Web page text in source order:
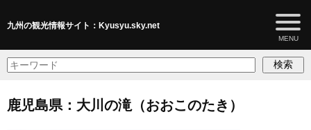
九州の観光情報サイト：Kyusyu.sky.net
検索
鹿児島県：大川の滝（おおこのたき）